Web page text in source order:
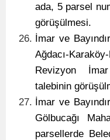
ada, 5 parsel
görüşülmesi.
İmar ve
Ağdacı-
Revizyon
talebinin
İmar ve
Gölbucağı
parsellerde